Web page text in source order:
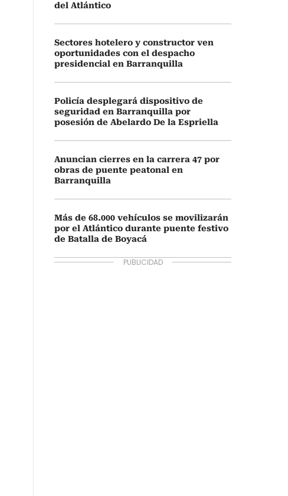
del Atlántico
Sectores hotelero y constructor ven
oportunidades con el despacho
presidencial en Barranquilla
Policía desplegará dispositivo de
seguridad en Barranquilla por
posesión de Abelardo De la Espriella
Anuncian cierres en la carrera 47 por
obras de puente peatonal en
Barranquilla
Más de 68.000 vehículos se movilizarán
por el Atlántico durante puente festivo
de Batalla de Boyacá